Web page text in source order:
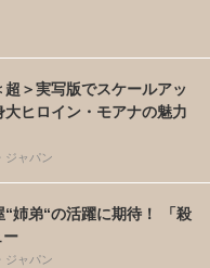
超＞実写版でスケールアッ
ヒロイン・モアナの魅力
ジャパン
姉弟“の活躍に期待！ 「殺
ー
ジャパン